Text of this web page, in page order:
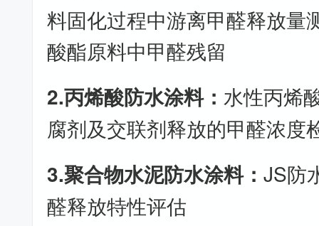
料固化过程中游离甲醛释放量
酸酯原料中甲醛残留
2.丙烯酸防水涂料：水性丙烯
腐剂及交联剂释放的甲醛浓度
3.聚合物水泥防水涂料：JS防
醛释放特性评估